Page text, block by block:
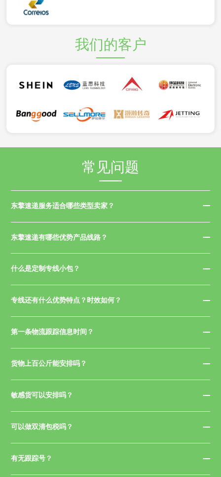
我们的客户
常见问题
东擎速递服务适合哪些类型卖家？
东擎速递有哪些优势产品线路？
什么是定制专线小包？
专线还有什么优势特点？时效如何？
第一条物流跟踪信息时间？
货物上百公斤能安排吗？
敏感货可以安排吗？
可以做双清包税吗？
有无跟踪号？